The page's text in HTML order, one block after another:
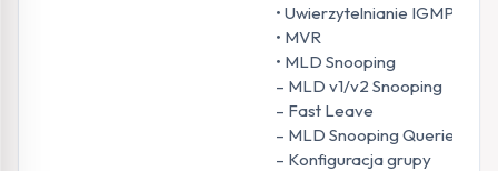
• Uwierzytelnianie IGMP
• MVR
• MLD Snooping
– MLD v1/v2 Snooping
– Fast Leave
– MLD Snooping Querier
– Konfiguracja grupy